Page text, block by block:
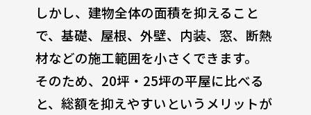
しかし、建物全体の面積を抑えること
で、基礎、屋根、外壁、内装、窓、断熱
材などの施工範囲を小さくできます。
そのため、20坪・25坪の平屋に比べる
と、総額を抑えやすいというメリットが